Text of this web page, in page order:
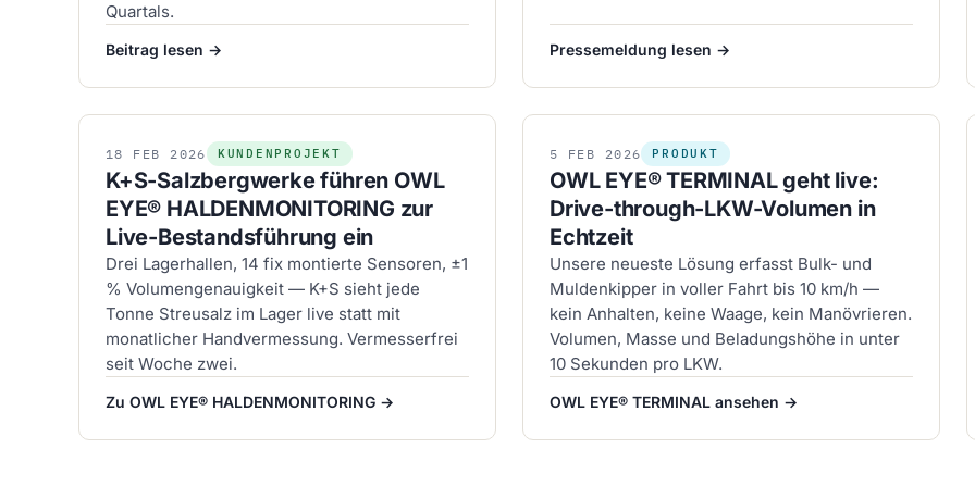
Quartals.
Beitrag lesen → Pressemeldung lesen →
18 FEB 2026 KUNDENPROJEKT
K+S-Salzbergwerke führen OWL
EYE® HALDENMONITORING zur
Live-Bestandsführung ein
Drei Lagerhallen, 14 fix montierte Sensoren, ±1
% Volumengenauigkeit — K+S sieht jede
Tonne Streusalz im Lager live statt mit
monatlicher Handvermessung. Vermesserfrei
seit Woche zwei.
Zu OWL EYE® HALDENMONITORING →
5 FEB 2026 PRODUKT
OWL EYE® TERMINAL geht live:
Drive-through-LKW-Volumen in
Echtzeit
Unsere neueste Lösung erfasst Bulk- und
Muldenkipper in voller Fahrt bis 10 km/h —
kein Anhalten, keine Waage, kein Manövrieren.
Volumen, Masse und Beladungshöhe in unter
10 Sekunden pro LKW.
OWL EYE® TERMINAL ansehen →